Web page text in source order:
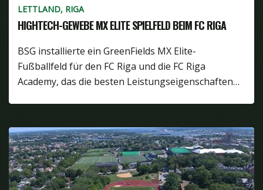
LETTLAND, RIGA
HIGHTECH-GEWEBE MX ELITE SPIELFELD BEIM FC RIGA
BSG installierte ein GreenFields MX Elite-
Fußballfeld für den FC Riga und die FC Riga
Academy, das die besten Leistungseigenschaften…